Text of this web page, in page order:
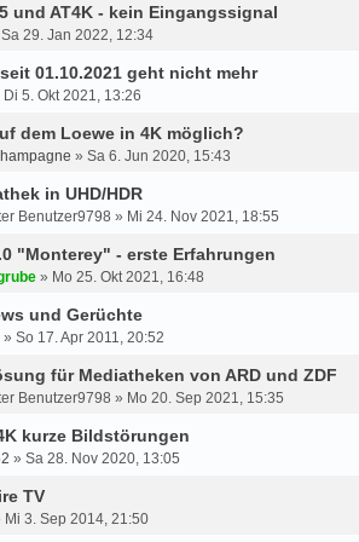
und AT4K - kein Eingangssignal
Sa 29. Jan 2022, 12:34
01.10.2021 geht nicht mehr
Di 5. Okt 2021, 13:26
dem Loewe in 4K möglich?
» Sa 6. Jun 2020, 15:43
in UHD/HDR
Benutzer9798 » Mi 24. Nov 2021, 18:55
"Monterey" - erste Erfahrungen
» Mo 25. Okt 2021, 16:48
und Gerüchte
» So 17. Apr 2011, 20:52
für Mediatheken von ARD und ZDF
Benutzer9798 » Mo 20. Sep 2021, 15:35
kurze Bildstörungen
» Sa 28. Nov 2020, 13:05
TV
Mi 3. Sep 2014, 21:50